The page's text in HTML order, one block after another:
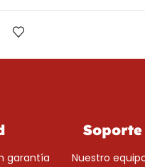
garantía
Nuestro